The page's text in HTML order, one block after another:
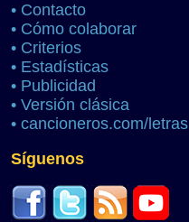
• Contacto
• Cómo colaborar
• Criterios
• Estadísticas
• Publicidad
• Versión clásica
• cancioneros.com/letras
Síguenos